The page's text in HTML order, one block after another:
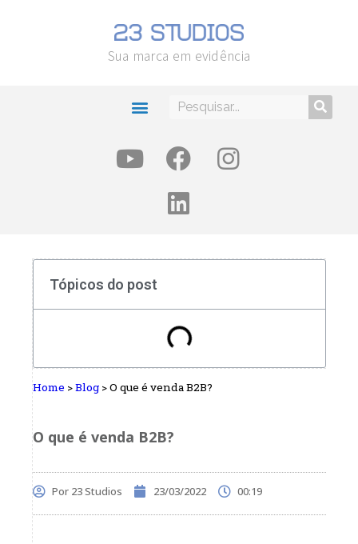
Sua marca em evidência
Tópicos do post
Home >Blog >O que é venda B2B?
O que é venda B2B?
Por 23 Studios 23/03/2022 00:19